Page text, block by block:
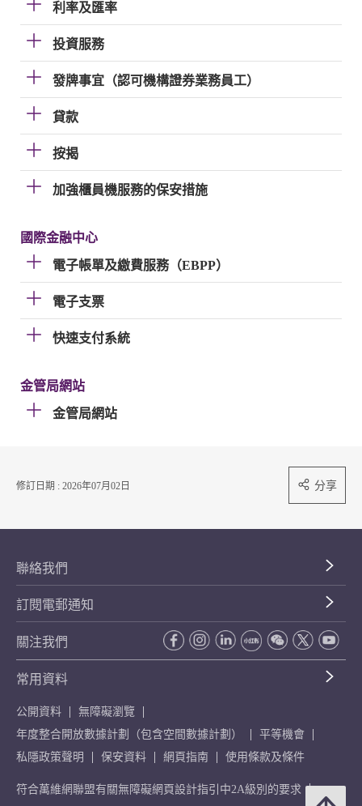
利率及匯率
投資服務
發牌事宜（認可機構證券業務員工）
貸款
按揭
加強櫃員機服務的保安措施
國際金融中心
電子帳單及繳費服務（EBPP）
電子支票
快速支付系統
金管局網站
金管局網站
修訂日期 : 2026年07月02日 分享
聯絡我們
訂閱電郵通知
關注我們
常用資料
公開資料
無障礙瀏覽
年度整合開放數據計劃（包含空間數據計劃）
平等機會
私隱政策聲明
保安資料 網頁指南 使用條款及條件
符合萬維網聯盟有關無障礙網頁設計指引中2A級別的要求